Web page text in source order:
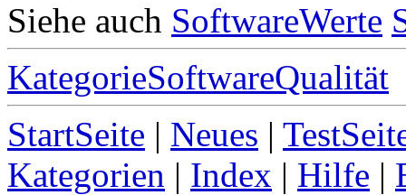
Siehe auch SoftwareWerte
KategorieSoftwareQualität
StartSeite | Neues |
Kategorien | Index | Hilfe |